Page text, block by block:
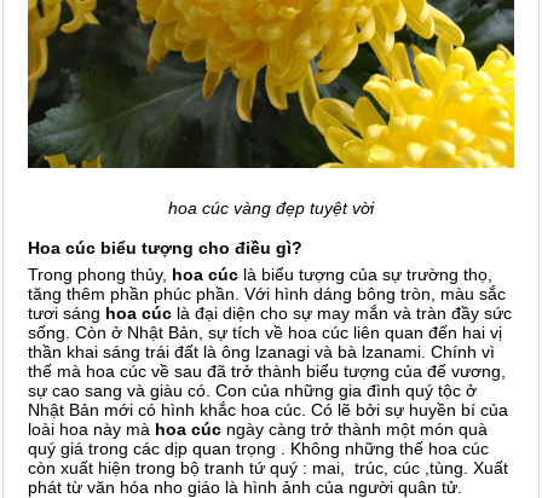
hoa cúc vàng đẹp tuyệt vời
Hoa cúc biểu tượng cho điều gì?
Trong phong thủy, hoa cúc là biểu tượng của sự trường thọ,
tăng thêm phần phúc phần. Với hình dáng bông tròn, màu sắc
tươi sáng hoa cúc là đại diện cho sự may mắn và tràn đầy sức
sống. Còn ở Nhật Bản, sự tích về hoa cúc liên quan đến hai vị
thần khai sáng trái đất là ông lzanagi và bà lzanami. Chính vì
thế mà hoa cúc về sau đã trở thành biểu tượng của đế vương,
sự cao sang và giàu có. Con của những gia đình quý tộc ở
Nhật Bản mới có hình khắc hoa cúc. Có lẽ bởi sự huyền bí của
loài hoa này mà hoa cúc ngày càng trở thành một món quà
quý giá trong các dịp quan trọng . Không những thế hoa cúc
còn xuất hiện trong bộ tranh tứ quý : mai, trúc, cúc ,tùng. Xuất
phát từ văn hóa nho giáo là hình ảnh của người quân tử.